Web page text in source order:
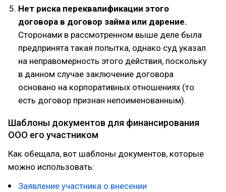
Нет риска переквалификации этого
договора в договор займа или дарение.
Сторонами в рассмотренном выше деле была
предпринята такая попытка, однако суд указал
на неправомерность этого действия, поскольку
в данном случае заключение договора
основано на корпоративных отношениях (то
есть договор признан непоименованным).
Шаблоны документов для финансирования
ООО его участником
Как обещала, вот шаблоны документов, которые
можно использовать:
Заявление участника о внесении